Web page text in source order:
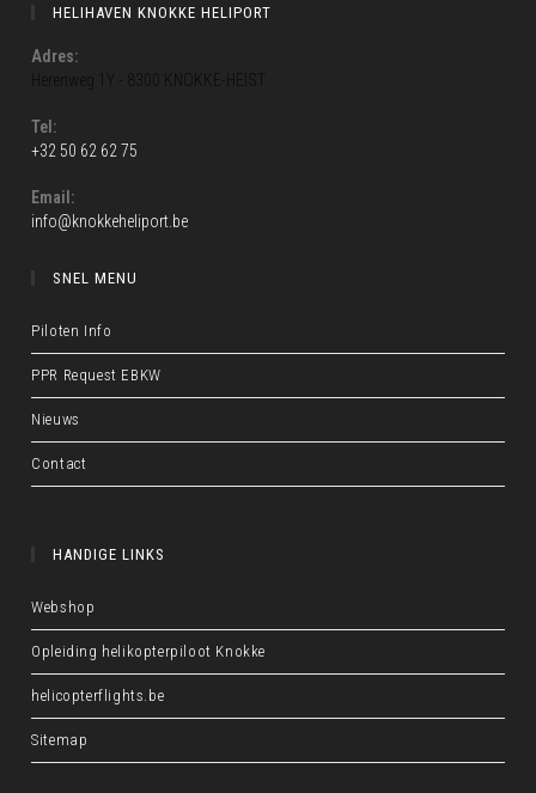
HELIHAVEN KNOKKE HELIPORT
Adres:
Herenweg 1Y - 8300 KNOKKE-HEIST
Tel:
+32 50 62 62 75
Email:
info@knokkeheliport.be
SNEL MENU
Piloten Info
PPR Request EBKW
Nieuws
Contact
HANDIGE LINKS
Webshop
Opleiding helikopterpiloot Knokke
helicopterflights.be
Sitemap